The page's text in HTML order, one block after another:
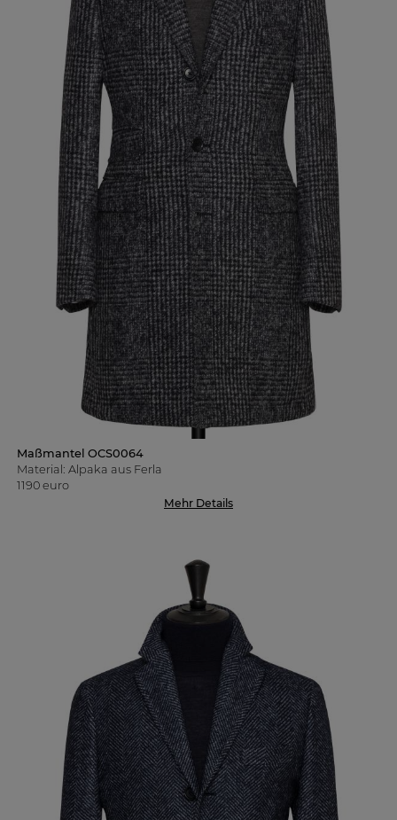
Maßmantel OCS0064
Material: Alpaka aus Ferla
1190 euro
Mehr Details